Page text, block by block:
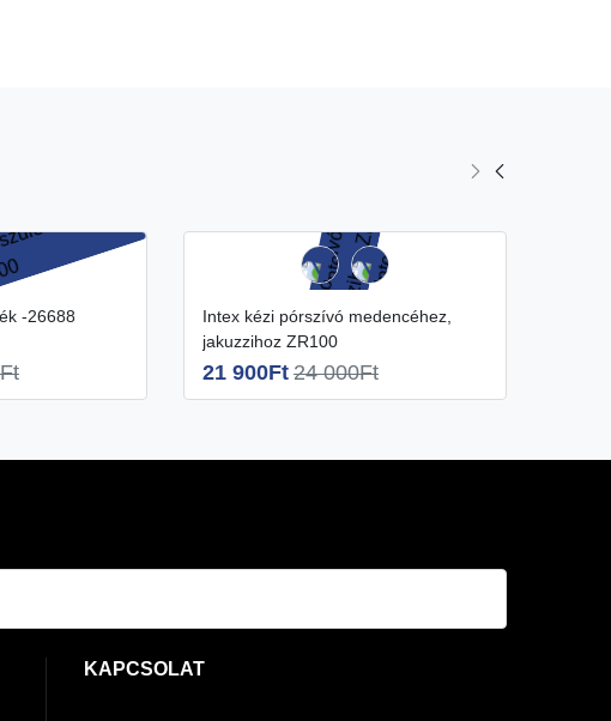
Intex kézi pórszívó medencéhez,
jakuzzihoz ZR100
21 900Ft 24 000Ft
KAPCSOLAT